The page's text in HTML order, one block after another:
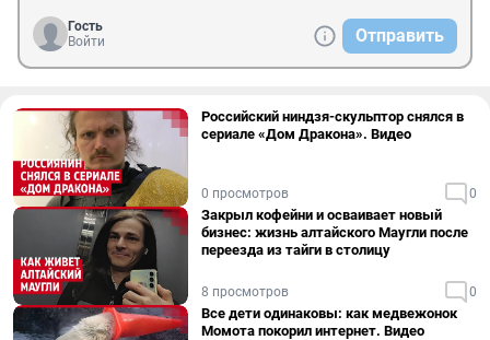
Гость
Войти
Отправить
Российский ниндзя-скульптор снялся в
сериале «Дом Дракона». Видео
0 просмотров 0
Закрыл кофейни и осваивает новый
бизнес: жизнь алтайского Маугли после
переезда из тайги в столицу
8 просмотров 0
Все дети одинаковы: как медвежонок
Момота покорил интернет. Видео